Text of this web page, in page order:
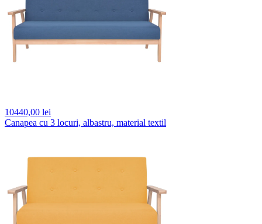
10440,00 lei
Canapea cu 3 locuri, albastru, material textil